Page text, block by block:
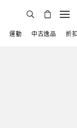
運動 中古逸品 折